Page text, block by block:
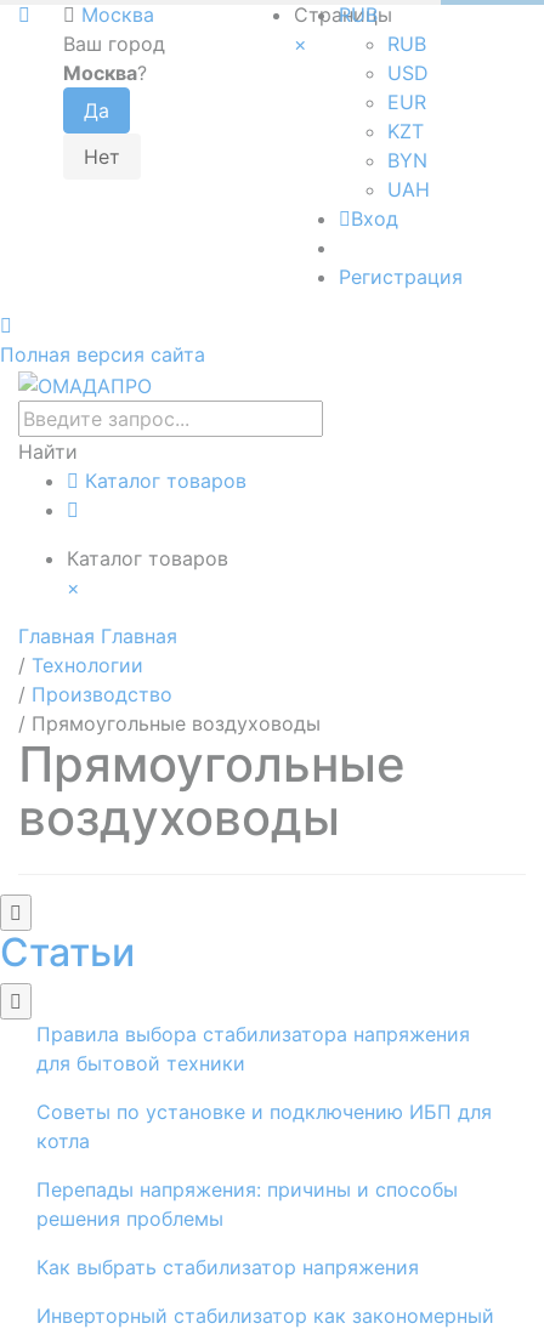
Москва
Ваш город
Москва?
Страницы
×
RUB
RUB
USD
EUR
KZT
BYN
UAH
Вход
Регистрация
Полная версия сайта
Найти
Каталог товаров
Каталог товаров
×
Главная Главная
/ Технологии
/ Производство
/ Прямоугольные воздуховоды
Прямоугольные
воздуховоды
Статьи
Правила выбора стабилизатора напряжения
для бытовой техники
Советы по установке и подключению ИБП для
котла
Перепады напряжения: причины и способы
решения проблемы
​Как выбрать стабилизатор напряжения
Инверторный стабилизатор как закономерный